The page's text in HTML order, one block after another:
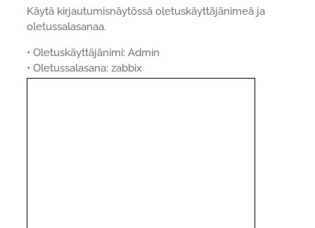
Käytä kirjautumisnäytössä oletuskäyttäjänimeä ja
oletussalasanaa.
• Oletuskäyttäjänimi: Admin
• Oletussalasana: zabbix